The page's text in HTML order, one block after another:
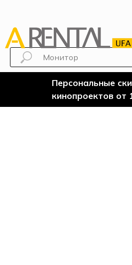
Персональные
кинопроектов от